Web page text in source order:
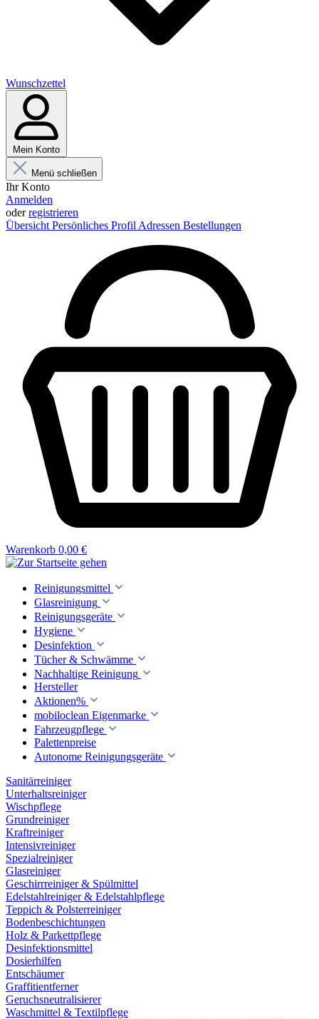
Wunschzettel
Mein Konto
Menü schließen
Ihr Konto
Anmelden
oderregistrieren
Übersicht Persönliches Profil Adressen Bestellungen
Warenkorb 0,00 €
Reinigungsmittel
Glasreinigung
Reinigungsgeräte
Hygiene
Desinfektion
Tücher & Schwämme
Nachhaltige Reinigung
Hersteller
Aktionen%
mobiloclean Eigenmarke
Fahrzeugpflege
Palettenpreise
Autonome Reinigungsgeräte
Sanitärreiniger
Unterhaltsreiniger
Wischpflege
Grundreiniger
Kraftreiniger
Intensivreiniger
Spezialreiniger
Glasreiniger
Geschirrreiniger & Spülmittel
Edelstahlreiniger & Edelstahlpflege
Teppich & Polsterreiniger
Bodenbeschichtungen
Holz & Parkettpflege
Desinfektionsmittel
Dosierhilfen
Entschäumer
Graffitientferner
Geruchsneutralisierer
Waschmittel & Textilpflege